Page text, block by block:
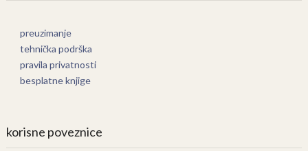
preuzimanje
tehnička podrška
pravila privatnosti
besplatne knjige
korisne poveznice